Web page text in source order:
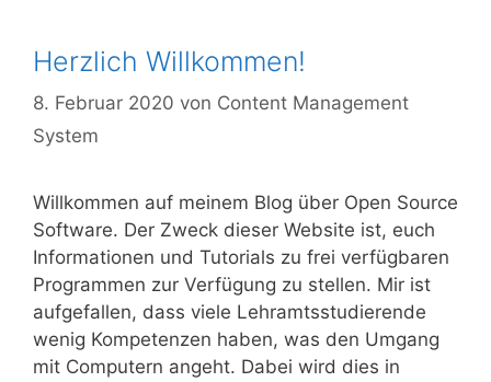
Herzlich Willkommen!
8. Februar 2020 von Content Management
System
Will­kom­men auf mei­nem Blog über Open Source
Soft­ware. Der Zweck die­ser Web­site ist, euch
Infor­ma­tio­nen und Tuto­ri­als zu frei ver­füg­ba­ren
Pro­gram­men zur Ver­fü­gung zu stel­len. Mir ist
auf­ge­fal­len, dass vie­le Lehr­amts­stu­die­ren­de
wenig Kom­pe­ten­zen haben, was den Umgang
mit Com­pu­tern angeht. Dabei wird dies in